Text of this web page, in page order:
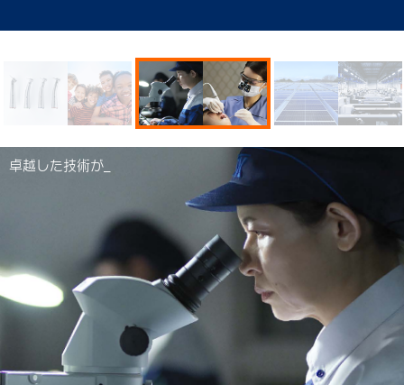
卓越した技術が_
地球の明日を想う気持ちが_
優れた医療機器が_
卓越した技術が_
地球の明日を想う気持ちが_
優れた医療機器が_